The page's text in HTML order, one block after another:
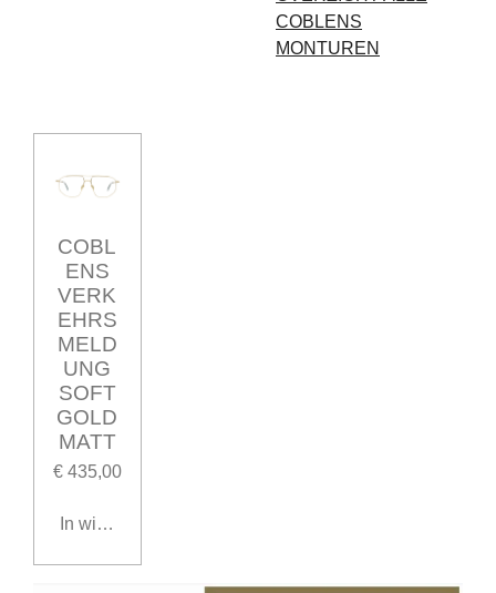
COBLENS
MONTUREN
COBL
ENS
VERK
EHRS
MELD
UNG
SOFT
GOLD
MATT
€ 435,00
In winkelwagen